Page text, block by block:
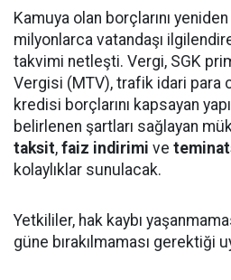
Kamuya olan borçlarını
milyonlarca vatandaşı
takvimi netleşti. Vergi, SGK
Vergisi (MTV), trafik idari para
kredisi borçlarını kapsayan
belirlenen şartları sağlayan
taksit, faiz indirimi ve
kolaylıklar sunulacak.
Yetkililer, hak kaybı
güne bırakılmaması gerektiği